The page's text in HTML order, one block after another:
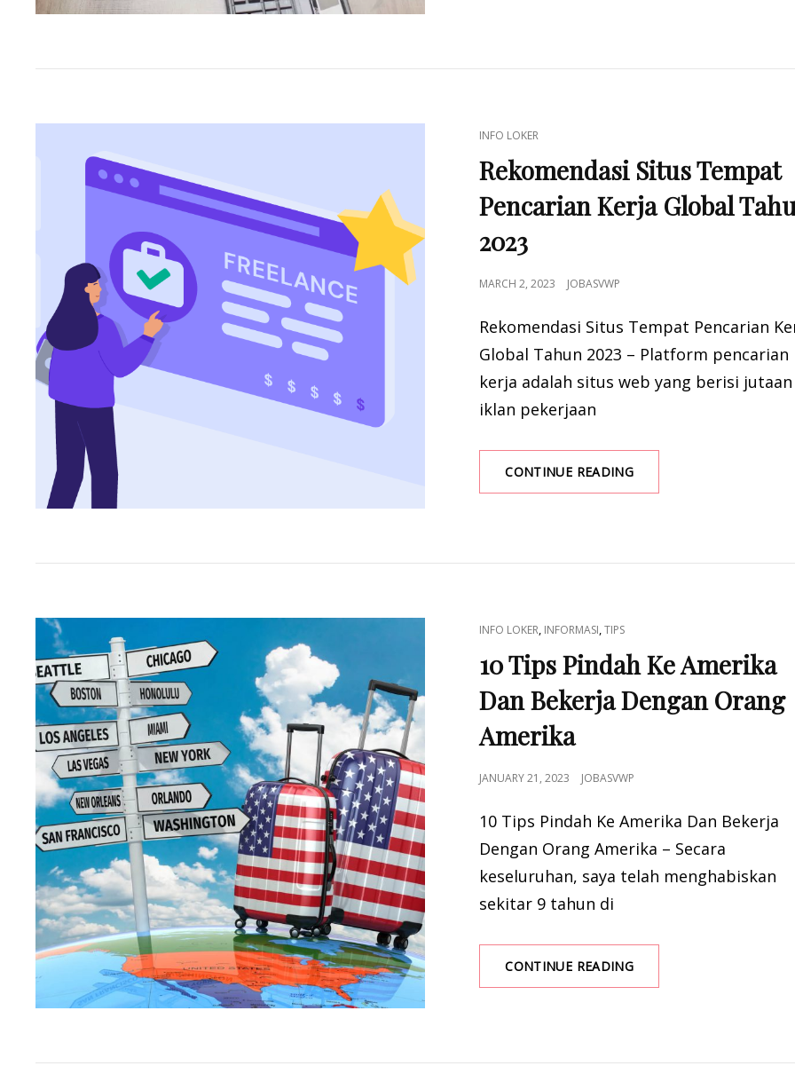
SEBELUM
CAT
LINKS
INFO LOKER
Rekomendasi Situs Tempat
Pencarian Kerja Global
2023
POSTED
MARCH 2, 2023 JOBASVWP
Rekomendasi Situs Tempat Pencarian
Global Tahun 2023 – Platform pencarian
kerja adalah situs web yang berisi jutaan
iklan pekerjaan
CONTINUE READINGREKOMENDASI
SITUS
GLOBAL
CAT
LINKS
INFO LOKER, INFORMASI,TIPS
10 Tips Pindah Ke Amerika
Dan Bekerja Dengan Orang
Amerika
POSTED
JANUARY 21, 2023 JOBASVWP
10 Tips Pindah Ke Amerika Dan Bekerja
Dengan Orang Amerika – Secara
keseluruhan, saya telah menghabiskan
sekitar 9 tahun di
CONTINUE READING10
TIPS
DAN